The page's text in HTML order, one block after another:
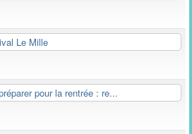
Le Mille
pour la rentrée : re...